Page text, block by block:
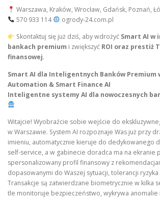
Warszawa, Kraków, Wrocław, Gdańsk, Poznań,
570 933 114
ogrody-24.com.pl
Skontaktuj się już dziś, aby wdrożyć Smart AI
bankach premium i zwiększyć ROI oraz prestiż
finansowej.
Smart AI dla Inteligentnych Banków Premium
Automation & Smart Finance AI
Inteligentne systemy AI dla nowoczesnych
Witajcie! Wyobraźcie sobie wejście do
w Warszawie. System AI rozpoznaje Was już przy
imieniu, automatycznie kieruje do dedykowanego
self-service, a w gabinecie doradca ma na ekranie
spersonalizowany profil finansowy z
dopasowanymi do Waszej sytuacji, tolerancji
Transakcje są zatwierdzane biometrycznie w kilka
tle monitoruje bezpieczeństwo, wykrywa anomalie